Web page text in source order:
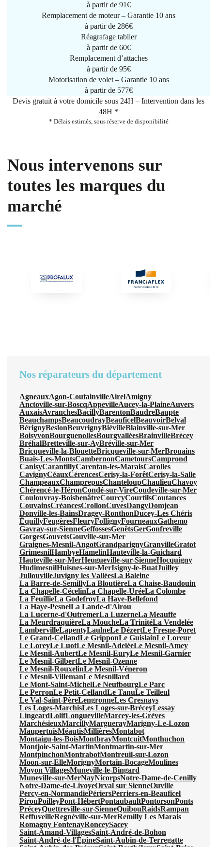
à partir de 91€
Remplacement de moteur – Garantie 10 ans
à partir de 286€
Réagrafage tablier
à partir de 60€
Remplacement d’attaches
à partir de 95€
Motorisation de volet – Garantie 10 ans
à partir de 577€
Devis gratuit à votre domicile sous 24H – Intervention dans les
48H *
* Délais estimés, sous réserve de disponibilité
Nous intervenons sur
toutes les marques du
marché
Nos réparateurs du département
AgneauxAgon-CoutainvilleAirelAmigny
Anctoville-sur-BoscqAppevilleAucey-la-PlaineAuvers
AuxaisAvranchesBacillyBarentonBaudreBaupte
BeauchampsBeaucoudrayBeauficelBeauvoirBelval
BérignyBeslonBeuvrignyBiévilleBlainville-sur-Mer
BoisyvonBourguenollesBourgvalléesBrainvilleBrécey
BréhalBretteville-sur-AyBréville-sur-Mer
Bricqueville-la-BlouetteBricqueville-sur-MerBrouains
Buais-Les-MontsCambernonCametoursCamprond
CanisyCarantillyCarentan-les-MaraisCarolles
CavignyCéauxCérencesCerisy-la-ForêtCerisy-la-Salle
ChampeauxChamprepusChanteloupChaulieuChavoy
Chérencé-le-HéronCondé-sur-VireCoudeville-sur-Mer
Coulouvray-BoisbenâtreCourcyCourtilsCoutances
CouvainsCréancesCrollonCuvesDangyDomjean
Donville-les-BainsDragey-RonthonDucey-Les Chéris
ÉquillyFeugèresFleuryFollignyFourneauxGathemo
Gavray-sur-SienneGeffossesGenêtsGerGonfreville
GorgesGouvetsGouville-sur-Mer
Graignes-Mesnil-AngotGrandparignyGranvilleGratot
GrimesnilHambyeHamelinHauteville-la-Guichard
Hauteville-sur-MerHeugueville-sur-SienneHocquigny
HudimesnilHuisnes-sur-MerIsigny-le-BuatJuilley
JullouvilleJuvigny les ValléesLa Baleine
La Barre-de-SemillyLa BloutièreLa Chaise-Baudouin
La Chapelle-CécelinLa Chapelle-UréeLa Colombe
La FeuillieLa GodefroyLa Haye-Bellefond
La Haye-PesnelLa Lande-d'Airou
La Lucerne-d'OutremerLa LuzerneLa Meauffe
La MeurdraquièreLa MoucheLa TrinitéLa Vendelée
LambervilleLapentyLaulneLe DézertLe Fresne-Poret
Le Grand-CellandLe GripponLe GuislainLe Loreur
Le LoreyLe LuotLe Mesnil-AdeléeLe Mesnil-Amey
Le Mesnil-AubertLe Mesnil-EuryLe Mesnil-Garnier
Le Mesnil-GilbertLe Mesnil-Ozenne
Le Mesnil-RouxelinLe Mesnil-Véneron
Le Mesnil-VillemanLe Mesnillard
Le Mont-Saint-MichelLe NeufbourgLe Parc
Le PerronLe Petit-CellandLe TanuLe Teilleul
Le Val-Saint-PèreLengronneLes Cresnays
Les Loges-MarchisLes Loges-sur-BréceyLessay
LingeardLolifLonguevilleMarcey-les-Grèves
MarchésieuxMarcillyMarguerayMarigny-Le-Lozon
MaupertuisMéautisMillièresMontabot
Montaigu-les-BoisMontbrayMontcuitMonthuchon
Montjoie-Saint-MartinMontmartin-sur-Mer
MontpinchonMontrabotMontreuil-sur-Lozon
Moon-sur-ElleMorignyMortain-BocageMoulines
Moyon VillagesMuneville-le-Bingard
Muneville-sur-MerNayNicorpsNotre-Dame-de-Cenilly
Notre-Dame-de-LivoyeOrval sur SienneOuville
Percy-en-NormandiePériersPerriers-en-Beauficel
PirouPoilleyPont-HébertPontaubaultPontorsonPonts
PréceyQuettreville-sur-SienneQuibouRaidsRampan
ReffuveilleRegnéville-sur-MerRemilly Les Marais
Romagny FontenayRonceySacey
Saint-Amand-VillagesSaint-André-de-Bohon
Saint-André-de-l'ÉpineSaint-Aubin-de-Terregatte